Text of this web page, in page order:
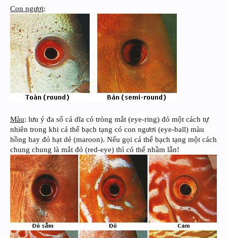
Con ngươi:
Màu: lưu ý đa số cá dĩa có tròng mắt (eye-ring) đỏ một cách tự
nhiên trong khi cá thể bạch tạng có con ngươi (eye-ball) màu
hồng hay đỏ hạt dẻ (maroon). Nếu gọi cá thể bạch tạng một cách
chung chung là mắt đỏ (red-eye) thì có thể nhầm lẫn!